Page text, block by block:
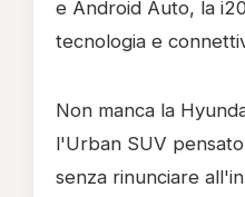
e Android Auto, la
tecnologia e
Non manca la
l'Urban SUV
senza rinunciare